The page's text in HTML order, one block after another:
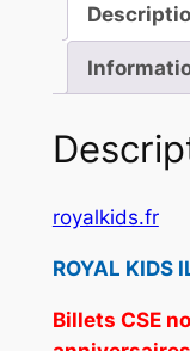
royalkids.fr
ROYAL KIDS
Billets CSE